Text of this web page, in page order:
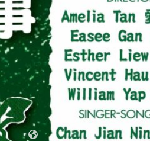
Koleksi Kami
Teater
Tarian
Artikel
Penapisan
Sejarah Lisan
Mengenai Kami
Hubungi Kami
BM